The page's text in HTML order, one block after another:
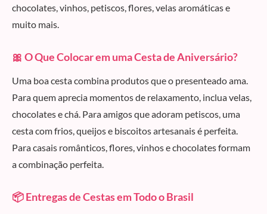
chocolates, vinhos, petiscos, flores, velas aromáticas e
muito mais.
🎀 O Que Colocar em uma Cesta de Aniversário?
Uma boa cesta combina produtos que o presenteado ama.
Para quem aprecia momentos de relaxamento, inclua velas,
chocolates e chá. Para amigos que adoram petiscos, uma
cesta com frios, queijos e biscoitos artesanais é perfeita.
Para casais românticos, flores, vinhos e chocolates formam
a combinação perfeita.
📦 Entregas de Cestas em Todo o Brasil